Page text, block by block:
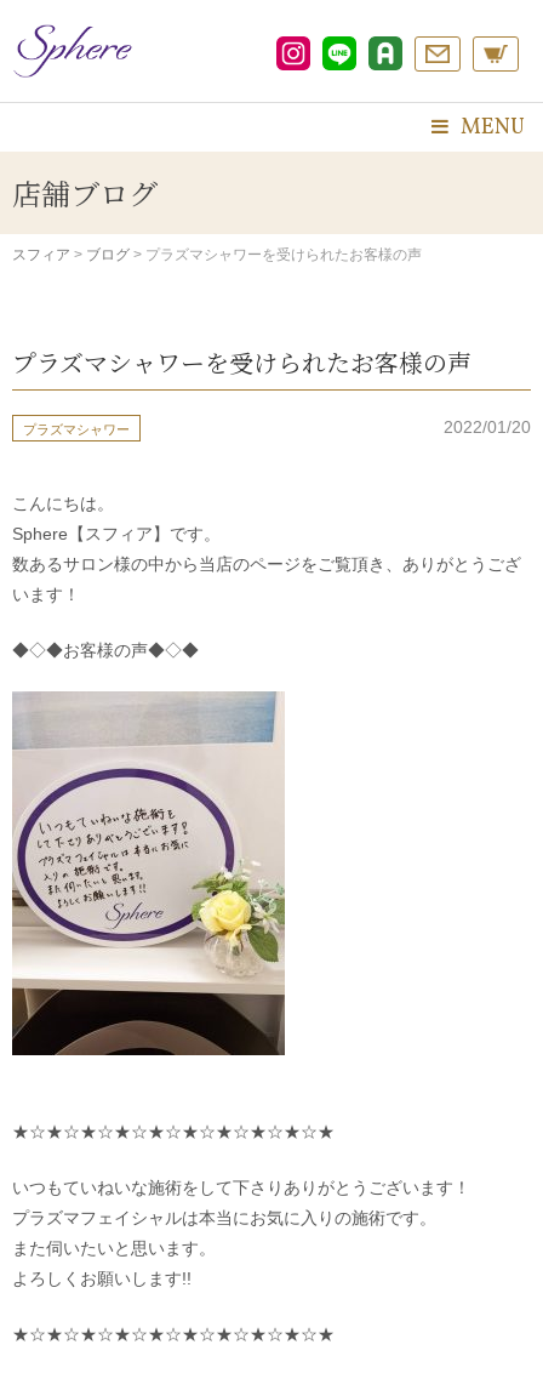
テ
キ
プ
MENU
店舗ブログ
スフィア > ブログ > プラズマシャワーを受けられたお客様の声
プラズマシャワーを受けられたお客様の声
プラズマシャワー 2022/01/20
こんにちは。
Sphere【スフィア】です。
数あるサロン様の中から当店のページをご覧頂き、ありがとうござ
います！
◆◇◆お客様の声◆◇◆
★☆★☆★☆★☆★☆★☆★☆★☆★☆★
いつもていねいな施術をして下さりありがとうございます！
プラズマフェイシャルは本当にお気に入りの施術です。
また伺いたいと思います。
よろしくお願いします!!
★☆★☆★☆★☆★☆★☆★☆★☆★☆★